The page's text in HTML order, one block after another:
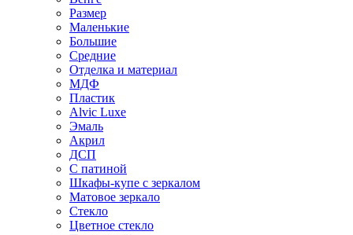
Размер
Маленькие
Большие
Средние
Отделка и материал
МДФ
Пластик
Alvic Luxe
Эмаль
Акрил
ДСП
С патиной
Шкафы-купе с зеркалом
Матовое зеркало
Стекло
Цветное стекло